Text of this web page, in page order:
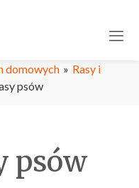
domowych » Rasy i
psów
psów